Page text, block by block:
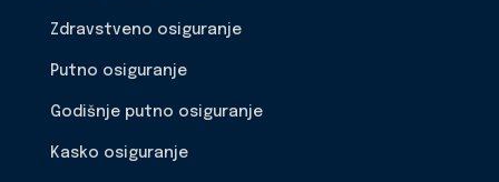
Zdravstveno osiguranje
Putno osiguranje
Godišnje putno osiguranje
Kasko osiguranje